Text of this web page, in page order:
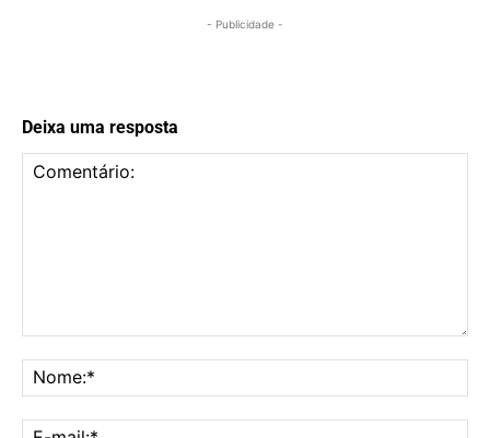
- Publicidade -
Deixa uma resposta